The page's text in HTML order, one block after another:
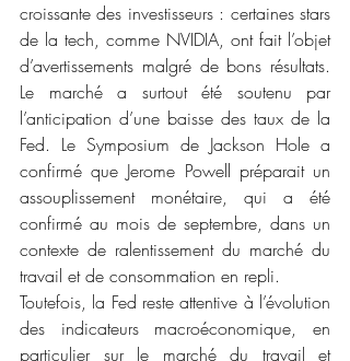
croissante des investisseurs : certaines stars
de la tech, comme NVIDIA, ont fait l’objet
d’avertissements malgré de bons résultats.
Le marché a surtout été soutenu par
l’anticipation d’une baisse des taux de la
Fed. Le Symposium de Jackson Hole a
confirmé que Jerome Powell préparait un
assouplissement monétaire, qui a été
confirmé au mois de septembre, dans un
contexte de ralentissement du marché du
travail et de consommation en repli.
Toutefois, la Fed reste attentive à l’évolution
des indicateurs macroéconomique, en
particulier sur le marché du travail et